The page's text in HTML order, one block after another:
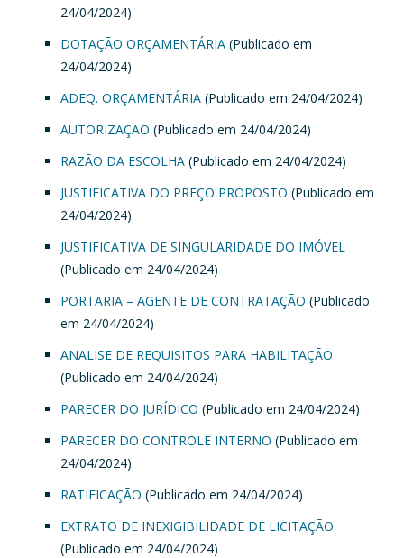
24/04/2024)
DOTAÇÃO ORÇAMENTÁRIA (Publicado em
24/04/2024)
ADEQ. ORÇAMENTÁRIA (Publicado em 24/04/2024)
AUTORIZAÇÃO (Publicado em 24/04/2024)
RAZÃO DA ESCOLHA (Publicado em 24/04/2024)
JUSTIFICATIVA DO PREÇO PROPOSTO (Publicado em
24/04/2024)
JUSTIFICATIVA DE SINGULARIDADE DO IMÓVEL
(Publicado em 24/04/2024)
PORTARIA – AGENTE DE CONTRATAÇÃO (Publicado
em 24/04/2024)
ANALISE DE REQUISITOS PARA HABILITAÇÃO
(Publicado em 24/04/2024)
PARECER DO JURÍDICO (Publicado em 24/04/2024)
PARECER DO CONTROLE INTERNO (Publicado em
24/04/2024)
RATIFICAÇÃO (Publicado em 24/04/2024)
EXTRATO DE INEXIGIBILIDADE DE LICITAÇÃO
(Publicado em 24/04/2024)